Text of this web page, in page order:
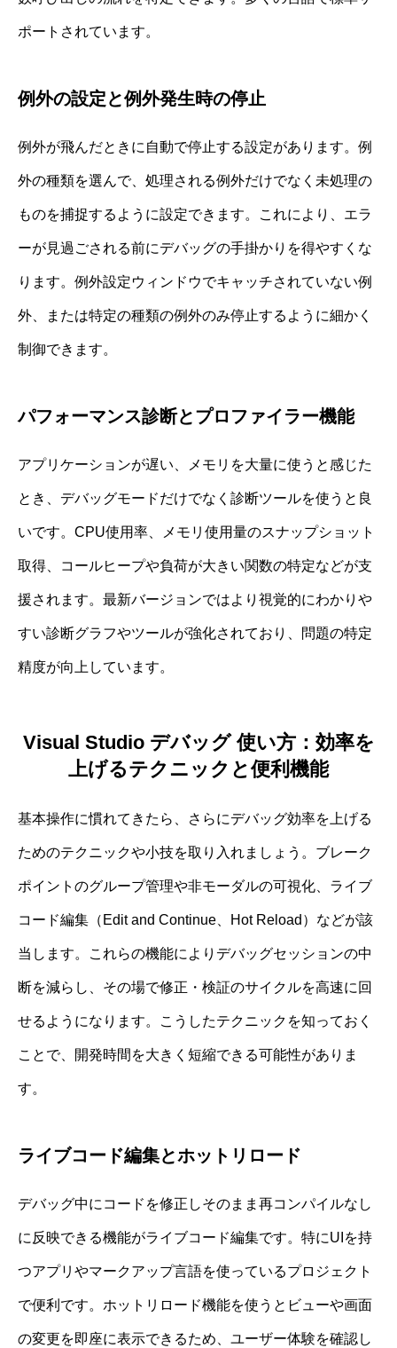
ポートされています。
例外の設定と例外発生時の停止
例外が飛んだときに自動で停止する設定があります。例
外の種類を選んで、処理される例外だけでなく未処理の
ものを捕捉するように設定できます。これにより、エラ
ーが見過ごされる前にデバッグの手掛かりを得やすくな
ります。例外設定ウィンドウでキャッチされていない例
外、または特定の種類の例外のみ停止するように細かく
制御できます。
パフォーマンス診断とプロファイラー機能
アプリケーションが遅い、メモリを大量に使うと感じた
とき、デバッグモードだけでなく診断ツールを使うと良
いです。CPU使用率、メモリ使用量のスナップショット
取得、コールヒープや負荷が大きい関数の特定などが支
援されます。最新バージョンではより視覚的にわかりや
すい診断グラフやツールが強化されており、問題の特定
精度が向上しています。
Visual Studio デバッグ 使い方：効率を
上げるテクニックと便利機能
基本操作に慣れてきたら、さらにデバッグ効率を上げる
ためのテクニックや小技を取り入れましょう。ブレーク
ポイントのグループ管理や非モーダルの可視化、ライブ
コード編集（Edit and Continue、Hot Reload）などが該
当します。これらの機能によりデバッグセッションの中
断を減らし、その場で修正・検証のサイクルを高速に回
せるようになります。こうしたテクニックを知っておく
ことで、開発時間を大きく短縮できる可能性がありま
す。
ライブコード編集とホットリロード
デバッグ中にコードを修正しそのまま再コンパイルなし
に反映できる機能がライブコード編集です。特にUIを持
つアプリやマークアップ言語を使っているプロジェクト
で便利です。ホットリロード機能を使うとビューや画面
の変更を即座に表示できるため、ユーザー体験を確認し